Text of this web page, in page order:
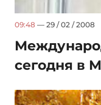
09:48 — 29 / 02 / 2008
сегодня в